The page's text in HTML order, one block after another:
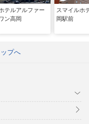
テルアルファー
ン高岡
スマイルホ
岡駅前
プへ